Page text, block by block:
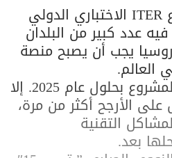
يعتقد اليوم أن مشروع ITER الاختباري الدولي
عدد كبير من البلدان
روسيا يجب أن يصبح منصة
العالم.
ويخطط لإطلاق هذا المشروع بحلول عام 2025. إلا
الأرجح أكثر من مرة،
التقنية
بعد.